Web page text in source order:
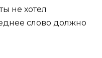
не хотел
слово должно